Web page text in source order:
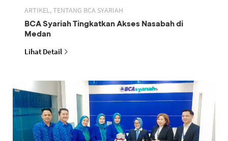
ARTIKEL, TENTANG BCA SYARIAH
BCA Syariah Tingkatkan Akses Nasabah di
Medan
Lihat Detail